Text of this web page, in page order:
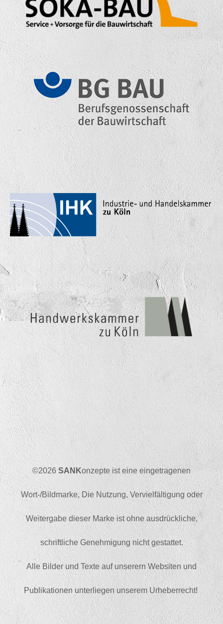
©2026 SANKonzepte ist eine eingetragenen
Wort-/Bildmarke, Die Nutzung, Vervielfältigung oder
Weitergabe dieser Marke ist ohne ausdrückliche,
schriftliche Genehmigung nicht gestattet.
Alle Bilder und Texte auf unserern Websiten und
Publikationen unterliegen unserem Urheberrecht!